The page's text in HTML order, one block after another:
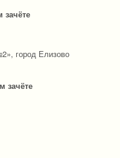
город Елизово
зачёте